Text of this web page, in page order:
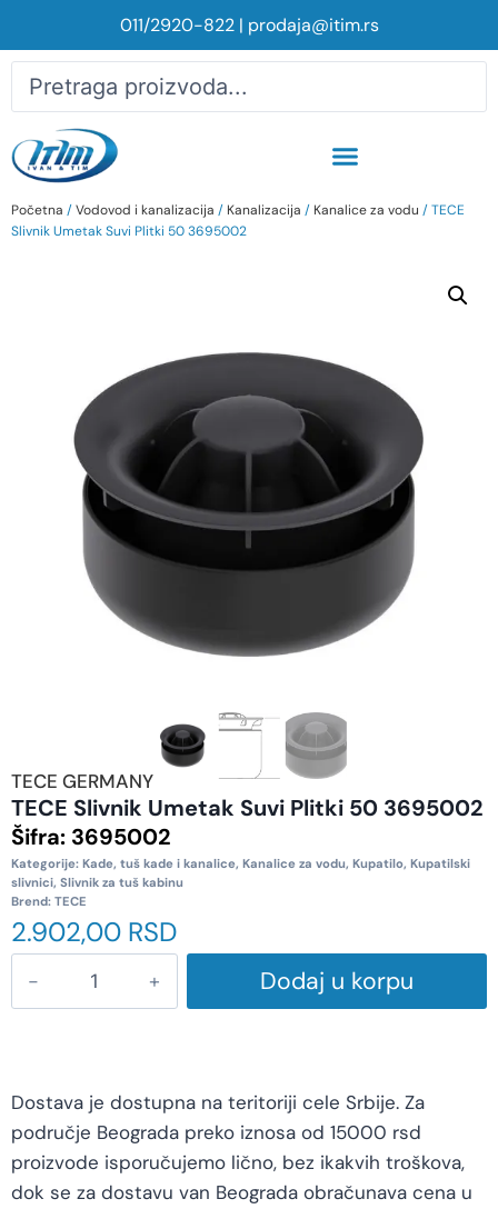
011/2920-822| prodaja@itim.rs
Početna /Vodovod i kanalizacija / Kanalizacija / Kanalice za vodu / TECE
Slivnik Umetak Suvi Plitki 50 3695002
TECE GERMANY
TECE Slivnik Umetak Suvi Plitki 50 3695002
Šifra: 3695002
Kategorije: Kade, tuš kade i kanalice, Kanalice za vodu, Kupatilo, Kupatilski
slivnici, Slivnik za tuš kabinu
Brend: TECE
2.902,00 RSD
Dodaj u korpu
Dostava je dostupna na teritoriji cele Srbije. Za
područje Beograda preko iznosa od 15000 rsd
proizvode isporučujemo lično, bez ikakvih troškova,
dok se za dostavu van Beograda obračunava cena u